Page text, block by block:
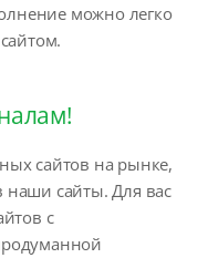
можно легко
сайтов на рынке,
сайты. Для вас
с